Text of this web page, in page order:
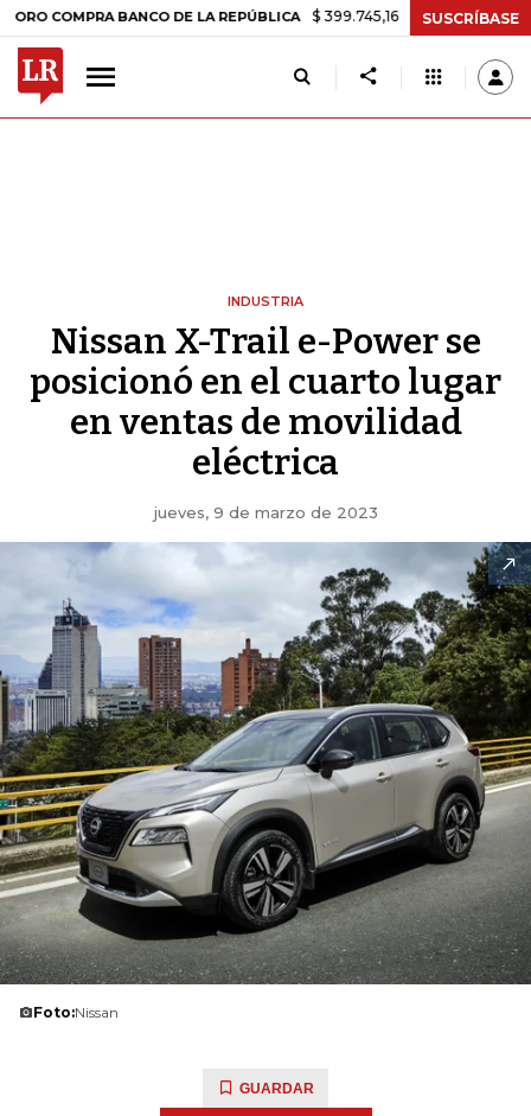
BANCO DE LA REPÚBLICA $ 399.745,16 +$ 2.295,71 +0,58%
SUSCRÍBASE
INDUSTRIA
Nissan X-Trail e-Power se
posicionó en el cuarto lugar
en ventas de movilidad
eléctrica
jueves, 9 de marzo de 2023
Foto:Nissan
GUARDAR